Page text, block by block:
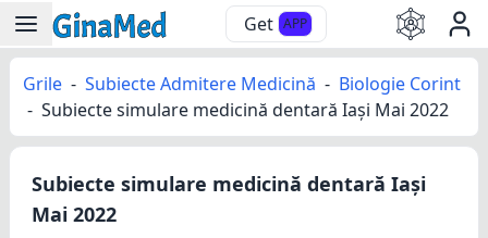
Get APP
Grile - Subiecte Admitere Medicină - Biologie Corint
- Subiecte simulare medicină dentară Iași Mai 2022
Subiecte simulare medicină dentară Iași
Mai 2022